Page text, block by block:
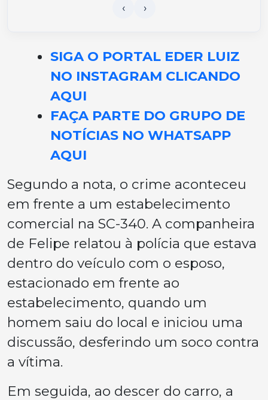
SIGA O PORTAL EDER LUIZ
NO INSTAGRAM CLICANDO
AQUI
FAÇA PARTE DO GRUPO DE
NOTÍCIAS NO WHATSAPP
AQUI
Segundo a nota, o crime aconteceu
em frente a um estabelecimento
comercial na SC-340. A companheira
de Felipe relatou à polícia que estava
dentro do veículo com o esposo,
estacionado em frente ao
estabelecimento, quando um
homem saiu do local e iniciou uma
discussão, desferindo um soco contra
a vítima.
Em seguida, ao descer do carro, a